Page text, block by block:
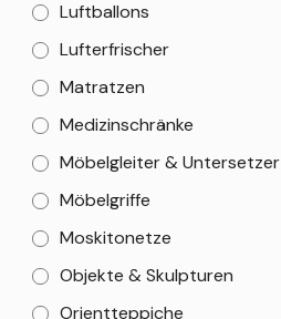
Luftballons
Lufterfrischer
Matratzen
Medizinschränke
Möbelgleiter & Untersetzer
Möbelgriffe
Moskitonetze
Objekte & Skulpturen
Orientteppiche